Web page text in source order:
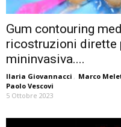
Gum contouring
ricostruzioni dirette
mininvasiva....
Ilaria Giovannacci , Marco
Paolo Vescovi
5 Ottobre 2023